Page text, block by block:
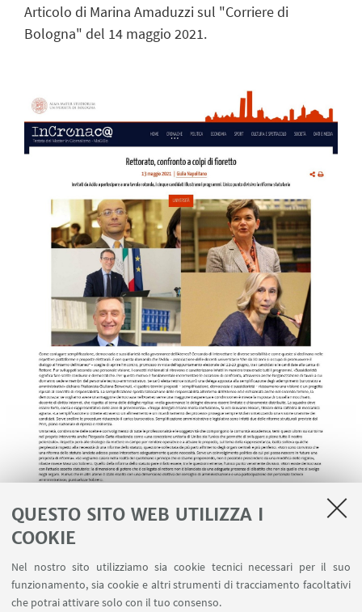
QUESTO SITO WEB UTILIZZA I
COOKIE
Nel nostro sito utilizziamo sia cookie tecnici necessari per il suo
funzionamento, sia cookie e altri strumenti di tracciamento facoltativi
che potrai attivare solo con il tuo consenso.
Articolo di Marina Amaduzzi sul "Corriere di
Bologna" del 14 maggio 2021.